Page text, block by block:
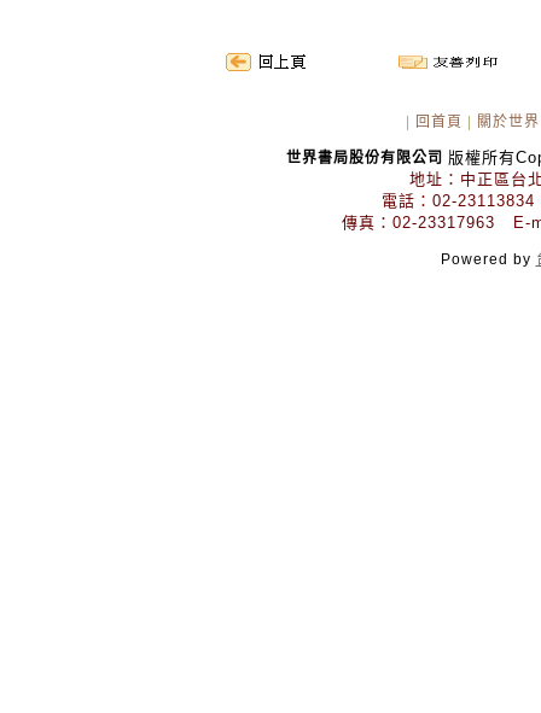
回首頁 關於世界
世界書局股份有限公司 版權所有
地址：中正區台
電話：02-
傳真：02-23317963 E-
Powered by